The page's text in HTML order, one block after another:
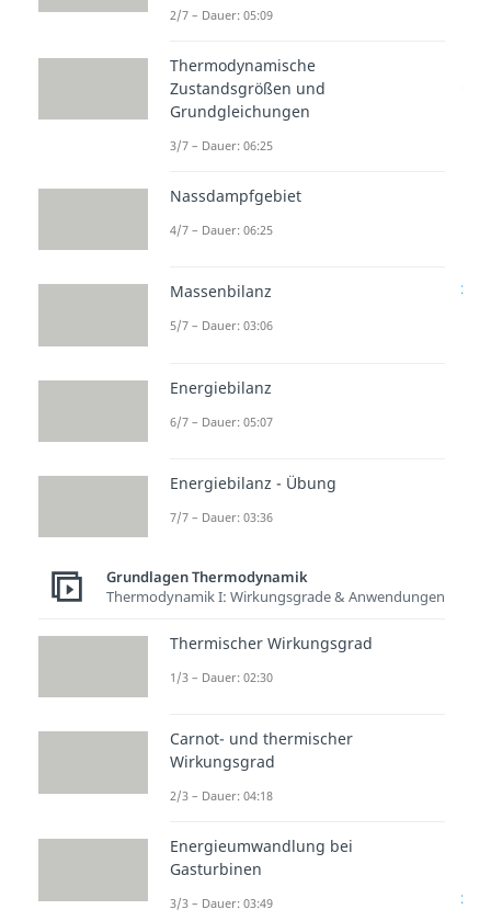
bleiben. Weitere Videos dazu
Ingenieurwissenschaftenbereich
Thermodynamisches Gleichgewicht
Bereich
Thermodynamik
Thermo
dynami
sche
ale
Dauer:
Funda
gleichu
der
Thermo
dynami
Dauer:
Thermo
ätze
01:16
zur Videoseite:
Thermodynamisches Gleichgewicht
2/7 – Dauer: 05:09
Thermodynamische
Zustandsgrößen und
Grundgleichungen
3/7 – Dauer: 06:25
Nassdampfgebiet
4/7 – Dauer: 06:25
Massenbilanz
5/7 – Dauer: 03:06
Energiebilanz
6/7 – Dauer: 05:07
Energiebilanz - Übung
7/7 – Dauer: 03:36
Grundlagen Thermodynamik
Thermodynamik I: Wirkungsgrade & Anwendungen
Thermischer Wirkungsgrad
1/3 – Dauer: 02:30
Carnot- und thermischer
Wirkungsgrad
2/3 – Dauer: 04:18
Energieumwandlung bei
Gasturbinen
3/3 – Dauer: 03:49